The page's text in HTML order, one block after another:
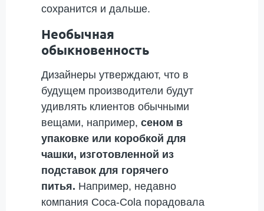
сохранится и дальше.
Необычная
обыкновенность
Дизайнеры утверждают, что в
будущем производители будут
удивлять клиентов обычными
вещами, например, сеном в
упаковке или коробкой для
чашки, изготовленной из
подставок для горячего
питья. Например, недавно
компания Coca-Cola порадовала